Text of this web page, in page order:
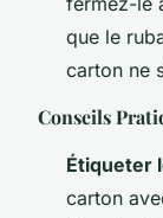
que le
carton ne
Conseils
Étiqueter
carton